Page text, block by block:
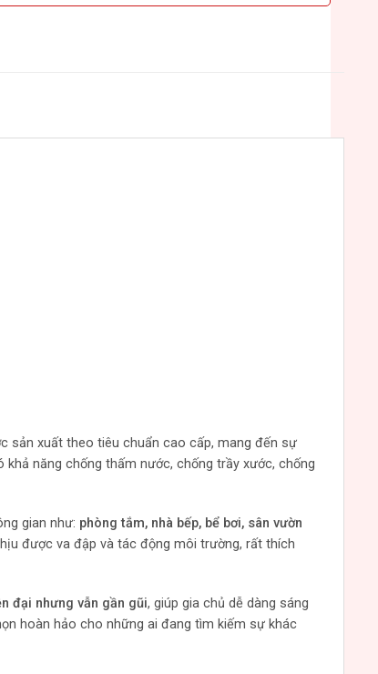
sản xuất theo tiêu chuẩn cao cấp, mang đến sự
năng chống thấm nước, chống trầy xước, chống
gian như: phòng tắm, nhà bếp, bể bơi, sân vườn
được va đập và tác động môi trường, rất thích
đại nhưng vẫn gần gũi, giúp gia chủ dễ dàng sáng
hoàn hảo cho những ai đang tìm kiếm sự khác